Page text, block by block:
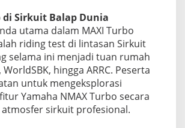
n
d
a
l
i
k
a
di Sirkuit Balap Dunia
utama dalam MAXI Turbo
riding test di lintasan Sirkuit
selama ini menjadi tuan rumah
hingga ARRC. Peserta
untuk mengeksplorasi
Yamaha NMAX Turbo secara
sirkuit profesional.